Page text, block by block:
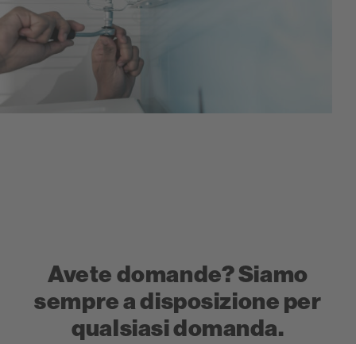
Avete domande? Siamo
sempre a disposizione per
qualsiasi domanda.